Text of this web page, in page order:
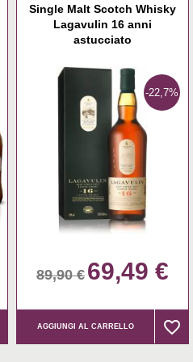
Single Malt Scotch Whisky
Lagavulin 16 anni
astucciato
-22,7%
89,90 € 69,49 €
AGGIUNGI AL CARRELLO favorite_border
favorite_border